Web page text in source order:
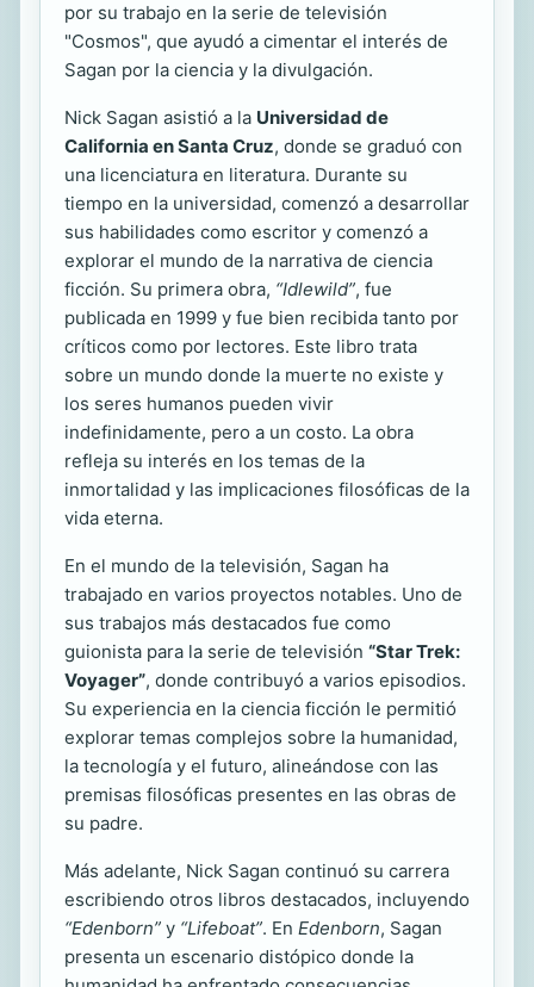
por su trabajo en la serie de televisión
"Cosmos", que ayudó a cimentar el interés de
Sagan por la ciencia y la divulgación.
Nick Sagan asistió a la Universidad de
California en Santa Cruz, donde se graduó con
una licenciatura en literatura. Durante su
tiempo en la universidad, comenzó a desarrollar
sus habilidades como escritor y comenzó a
explorar el mundo de la narrativa de ciencia
ficción. Su primera obra, “Idlewild”, fue
publicada en 1999 y fue bien recibida tanto por
críticos como por lectores. Este libro trata
sobre un mundo donde la muerte no existe y
los seres humanos pueden vivir
indefinidamente, pero a un costo. La obra
refleja su interés en los temas de la
inmortalidad y las implicaciones filosóficas de la
vida eterna.
En el mundo de la televisión, Sagan ha
trabajado en varios proyectos notables. Uno de
sus trabajos más destacados fue como
guionista para la serie de televisión “Star Trek:
Voyager”, donde contribuyó a varios episodios.
Su experiencia en la ciencia ficción le permitió
explorar temas complejos sobre la humanidad,
la tecnología y el futuro, alineándose con las
premisas filosóficas presentes en las obras de
su padre.
Más adelante, Nick Sagan continuó su carrera
escribiendo otros libros destacados, incluyendo
“Edenborn” y “Lifeboat”. En Edenborn, Sagan
presenta un escenario distópico donde la